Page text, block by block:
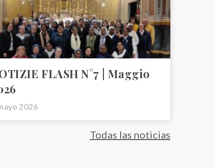
FLASH N°7 | Maggio
2026
Todas las noticias